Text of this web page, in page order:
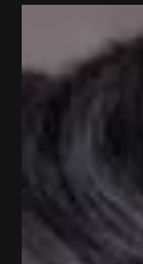
Dr. Gabriel Magalhães
9 de dez. de 2025
Como
Ceia de Natal e
Aprenda
aproveitar as